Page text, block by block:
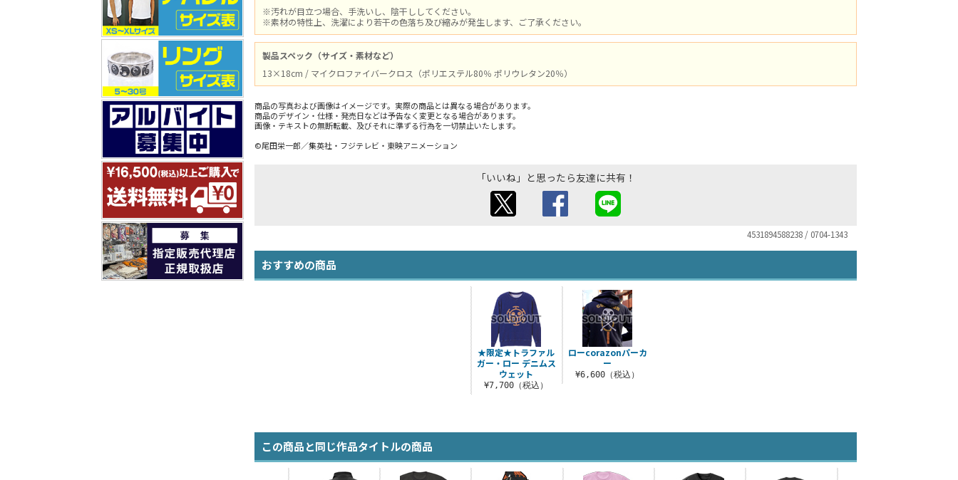
※汚れが目立つ場合、手洗いし、陰干ししてください。
※素材の特性上、洗濯により若干の色落ち及び縮みが発生します、ご了承ください。
製品スペック（サイズ・素材など）
13×18cm / マイクロファイバークロス（ポリエステル80％ ポリウレタン20％）
商品の写真および画像はイメージです。実際の商品とは異なる場合があります。
商品のデザイン・仕様・発売日などは予告なく変更となる場合があります。
画像・テキストの無断転載、及びそれに準ずる行為を一切禁止いたします。
©尾田栄一郎／集英社・フジテレビ・東映アニメーション
「いいね」と思ったら友達に共有！
4531894588238 / 0704-1343
おすすめの商品
★限定★トラファル
ガー・ロー デニムス
ウェット
¥7,700（税込）
ローcorazonパーカ
ー
¥6,600（税込）
この商品と同じ作品タイトルの商品